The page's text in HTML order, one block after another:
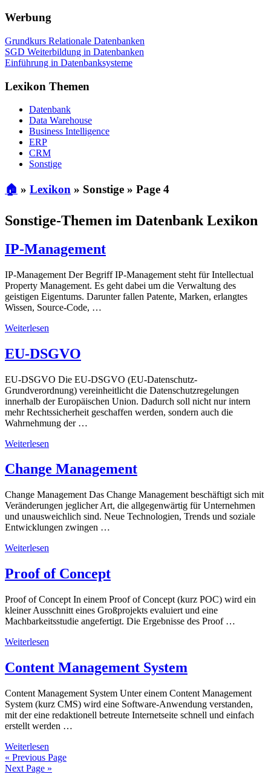
Werbung
Grundkurs Relationale Datenbanken
SGD Weiterbildung in Datenbanken
Einführung in Datenbanksysteme
Lexikon Themen
Datenbank
Data Warehouse
Business Intelligence
ERP
CRM
Sonstige
🏠 » Lexikon » Sonstige » Page 4
Sonstige-Themen im Datenbank Lexikon
IP-Management
IP-Management Der Begriff IP-Management steht für Intellectual
Property Management. Es geht dabei um die Verwaltung des
geistigen Eigentums. Darunter fallen Patente, Marken, erlangtes
Wissen, Source-Code, …
Weiterlesen
EU-DSGVO
EU-DSGVO Die EU-DSGVO (EU-Datenschutz-
Grundverordnung) vereinheitlicht die Datenschutzregelungen
innerhalb der Europäischen Union. Dadurch soll nicht nur intern
mehr Rechtssicherheit geschaffen werden, sondern auch die
Wahrnehmung der …
Weiterlesen
Change Management
Change Management Das Change Management beschäftigt sich mit
Veränderungen jeglicher Art, die allgegenwärtig für Unternehmen
und unausweichlich sind. Neue Technologien, Trends und soziale
Entwicklungen zwingen …
Weiterlesen
Proof of Concept
Proof of Concept In einem Proof of Concept (kurz POC) wird ein
kleiner Ausschnitt eines Großprojekts evaluiert und eine
Machbarkeitsstudie angefertigt. Die Ergebnisse des Proof …
Weiterlesen
Content Management System
Content Management System Unter einem Content Management
System (kurz CMS) wird eine Software-Anwendung verstanden,
mit der eine redaktionell betreute Internetseite schnell und einfach
erstellt werden …
Weiterlesen
« Previous Page
Next Page »